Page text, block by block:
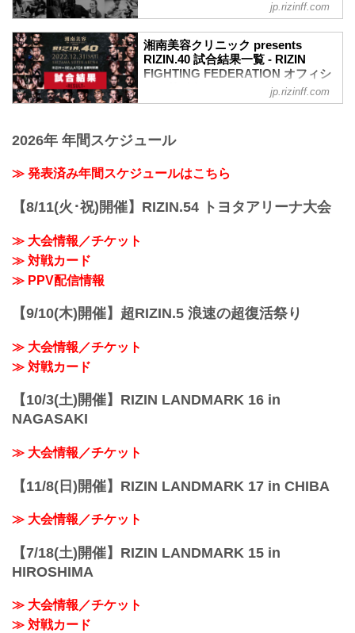
パトリシオ・ピットブル5
クレベル・コイケ6
第13試合／扇久保博正 vs. 堀口恭司
堀口恭司6
扇久保博正5
第12試合／キム・スーチョル vs. フア
パク・シウ3
第9試合／井上直樹 vs. 瀧澤謙太
井上直樹3
瀧澤謙太3
第8試合／スダリオ剛 vs. ジュニア・タフ
ァ
スダリオ剛4
ジョン・ドッドソン4
所英男3
BACKSTAGE GALLERY の記事一覧 - 格
「RIZIN FIGHTING FEDERATION」（ラ
イジン ファイティング フェデレーショ
ン）の情報・加盟団体について発信して
jp.rizinff.com
湘南美容クリニック presents
RIZIN.40 試合結果一覧 - RIZIN
FIGHTING FEDERATION オフィシ
RIZIN vs. Bellator全面対抗戦
（LOSE）ホベルト・サトシ・ソウザ vs.
AJ・マッキー（WIN）
3R 判定 （0-3）
≫ 試合結果詳細
jp.rizinff.com
2026年 年間スケジュール
≫ 発表済み年間スケジュールはこちら
【8/11(火･祝)開催】RIZIN.54 トヨタアリーナ大会
≫ 大会情報／チケット
≫ 対戦カード
≫ PPV配信情報
【9/10(木)開催】超RIZIN.5 浪速の超復活祭り
≫ 大会情報／チケット
≫ 対戦カード
【10/3(土)開催】RIZIN LANDMARK 16 in
NAGASAKI
≫ 大会情報／チケット
【11/8(日)開催】RIZIN LANDMARK 17 in CHIBA
≫ 大会情報／チケット
【7/18(土)開催】RIZIN LANDMARK 15 in
HIROSHIMA
≫ 大会情報／チケット
≫ 対戦カード